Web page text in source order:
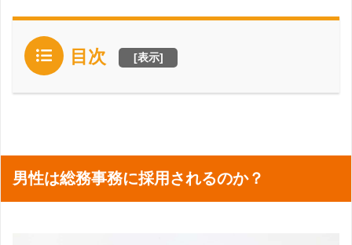
目次 [表示]
男性は総務事務に採用されるのか？